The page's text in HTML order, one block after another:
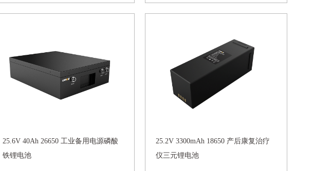
25.6V 40Ah 26650 工业备用电源磷酸
铁锂电池
25.2V 3300mAh 18650 产后康复治疗
仪三元锂电池